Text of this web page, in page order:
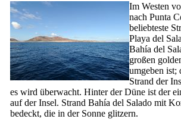
Im Westen
nach Punta
beliebteste
Playa del
Bahía del
großen
umgeben ist;
Strand der
es wird überwacht. Hinter der Düne ist der
auf der Insel. Strand Bahía del Salado mit
bedeckt, die in der Sonne glitzern.